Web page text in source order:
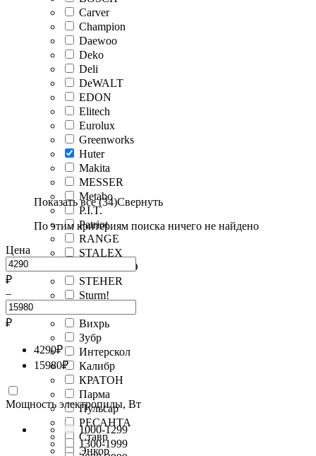
Carver
Champion
Daewoo
Deko
Deli
DeWALT
EDON
Elitech
Eurolux
Greenworks
Huter
Makita
MESSER
Metabo
P.I.T.
Patriot
RANGE
STALEX
STARWIND
STEHER
Sturm!
Вихрь
Зубр
Интерскол
Калибр
КРАТОН
Парма
Пульсар
РЕСАНТА
Ставр
Энкор
Показать все (34)Свернуть
По этим критериям поиска ничего не найдено
Цена
₽
–
₽
4290₽
15980₽
Мощность электропилы, Вт
1000-1299
1300-1999